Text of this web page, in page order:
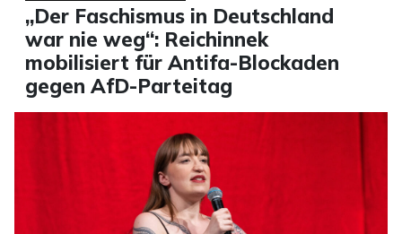
„Der Faschismus in Deutschland
war nie weg“: Reichinnek
mobilisiert für Antifa-Blockaden
gegen AfD-Parteitag